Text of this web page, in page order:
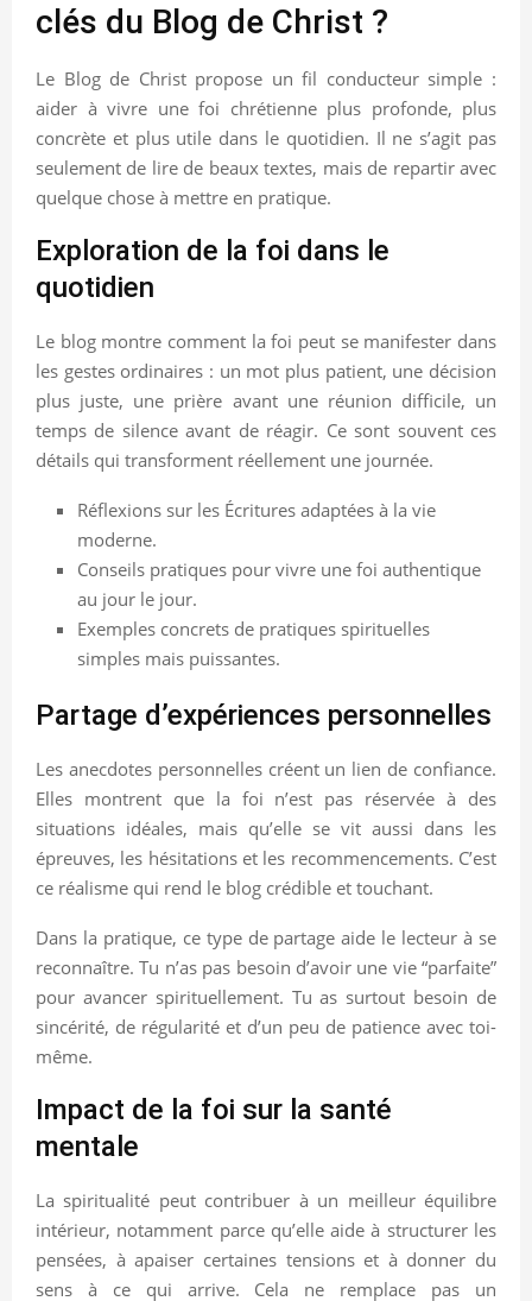
clés du Blog de Christ ?
Le Blog de Christ propose un fil conducteur simple :
aider à vivre une foi chrétienne plus profonde, plus
concrète et plus utile dans le quotidien. Il ne s’agit pas
seulement de lire de beaux textes, mais de repartir avec
quelque chose à mettre en pratique.
Exploration de la foi dans le
quotidien
Le blog montre comment la foi peut se manifester dans
les gestes ordinaires : un mot plus patient, une décision
plus juste, une prière avant une réunion difficile, un
temps de silence avant de réagir. Ce sont souvent ces
détails qui transforment réellement une journée.
Réflexions sur les Écritures adaptées à la vie
moderne.
Conseils pratiques pour vivre une foi authentique
au jour le jour.
Exemples concrets de pratiques spirituelles
simples mais puissantes.
Partage d’expériences personnelles
Les anecdotes personnelles créent un lien de confiance.
Elles montrent que la foi n’est pas réservée à des
situations idéales, mais qu’elle se vit aussi dans les
épreuves, les hésitations et les recommencements. C’est
ce réalisme qui rend le blog crédible et touchant.
Dans la pratique, ce type de partage aide le lecteur à se
reconnaître. Tu n’as pas besoin d’avoir une vie “parfaite”
pour avancer spirituellement. Tu as surtout besoin de
sincérité, de régularité et d’un peu de patience avec toi-
même.
Impact de la foi sur la santé
mentale
La spiritualité peut contribuer à un meilleur équilibre
intérieur, notamment parce qu’elle aide à structurer les
pensées, à apaiser certaines tensions et à donner du
sens à ce qui arrive. Cela ne remplace pas un